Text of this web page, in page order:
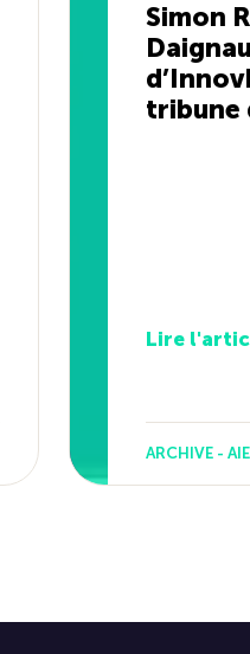
Simon
tribune
Lire
ARCHIVE -